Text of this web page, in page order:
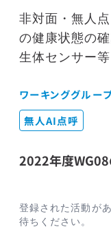
非対面・無人
の健康状態の
生体センサー
ワーキンググルー
無人AI点呼
2022年度
登録された活動が
待ちください。